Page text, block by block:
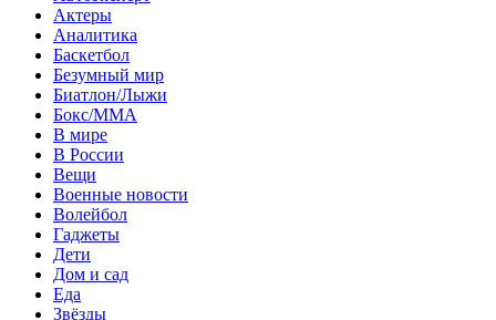
Актеры
Аналитика
Баскетбол
Безумный мир
Биатлон/Лыжи
Бокс/MMA
В мире
В России
Вещи
Военные новости
Волейбол
Гаджеты
Дети
Дом и сад
Еда
Звёзды